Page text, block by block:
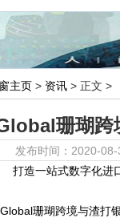
主页 > 资讯 > 正文 >
珊瑚跨
发布时间：2020-
打造一站式数字化进
珊瑚跨境与渣打